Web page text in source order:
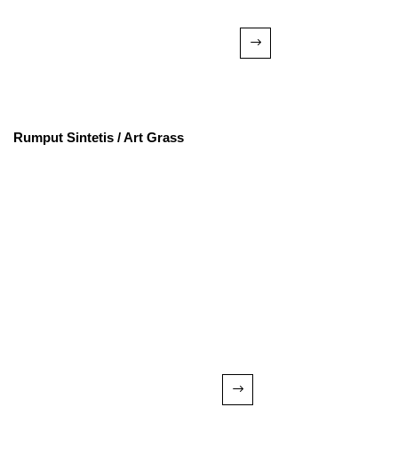
Rumput Sintetis / Art Grass